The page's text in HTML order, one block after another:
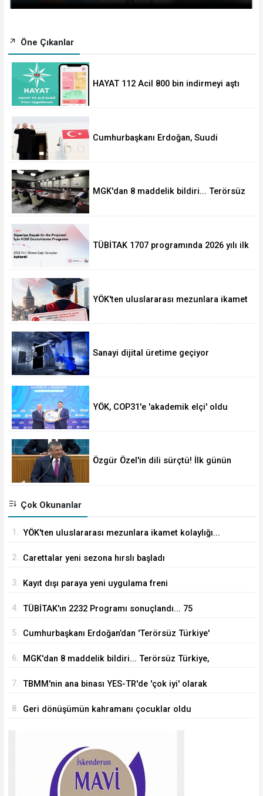
Öne Çıkanlar
HAYAT 112 Acil 800 bin indirmeyi aştı
Cumhurbaşkanı Erdoğan, Suudi
MGK'dan 8 maddelik bildiri... Terörsüz
TÜBİTAK 1707 programında 2026 yılı ilk
YÖK'ten uluslararası mezunlara ikamet
Sanayi dijital üretime geçiyor
YÖK, COP31'e 'akademik elçi' oldu
Özgür Özel'in dili sürçtü! İlk günün
Çok Okunanlar
1. YÖK'ten uluslararası mezunlara ikamet kolaylığı...
2. Carettalar yeni sezona hırslı başladı
3. Kayıt dışı paraya yeni uygulama freni
4. TÜBİTAK'ın 2232 Programı sonuçlandı... 75
5. Cumhurbaşkanı Erdoğan’dan 'Terörsüz Türkiye'
6. MGK'dan 8 maddelik bildiri... Terörsüz Türkiye,
7. TBMM'nin ana binası YES-TR'de 'çok iyi' olarak
8. Geri dönüşümün kahramanı çocuklar oldu